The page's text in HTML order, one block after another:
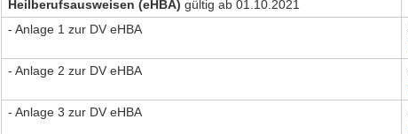
Heilberufsausweisen (eHBA) gültig ab 01.10.2021
- Anlage 1 zur DV eHBA
- Anlage 2 zur DV eHBA
- Anlage 3 zur DV eHBA